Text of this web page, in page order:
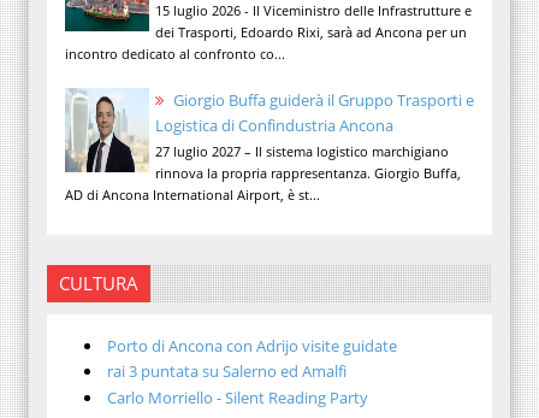
15 luglio 2026 - Il Viceministro delle Infrastrutture e
dei Trasporti, Edoardo Rixi, sarà ad Ancona per un
incontro dedicato al confronto co...
Giorgio Buffa guiderà il Gruppo Trasporti e
Logistica di Confindustria Ancona
27 luglio 2027 – Il sistema logistico marchigiano
rinnova la propria rappresentanza. Giorgio Buffa,
AD di Ancona International Airport, è st...
CULTURA
Porto di Ancona con Adrijo visite guidate
rai 3 puntata su Salerno ed Amalfi
Carlo Morriello - Silent Reading Party